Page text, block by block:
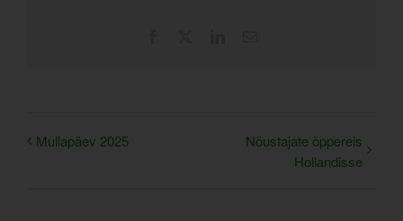
Mullapäev 2025
Nõustajate õppereis
Hollandisse